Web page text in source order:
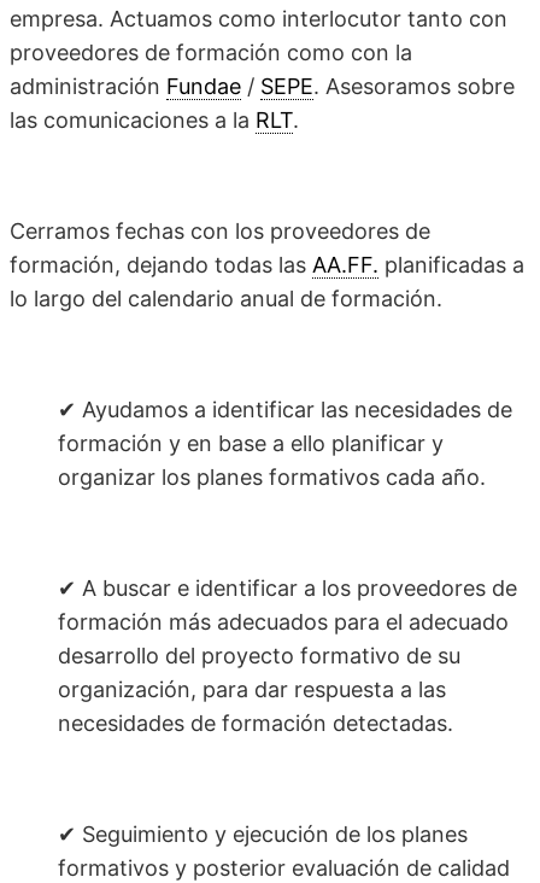
empresa. Actuamos como interlocutor tanto con
proveedores de formación como con la
administración Fundae / SEPE. Asesoramos sobre
las comunicaciones a la RLT.
Cerramos fechas con los proveedores de
formación, dejando todas las AA.FF. planificadas a
lo largo del calendario anual de formación.
✔ Ayudamos a identificar las necesidades de
formación y en base a ello planificar y
organizar los planes formativos cada año.
✔ A buscar e identificar a los proveedores de
formación más adecuados para el adecuado
desarrollo del proyecto formativo de su
organización, para dar respuesta a las
necesidades de formación detectadas.
✔ Seguimiento y ejecución de los planes
formativos y posterior evaluación de calidad